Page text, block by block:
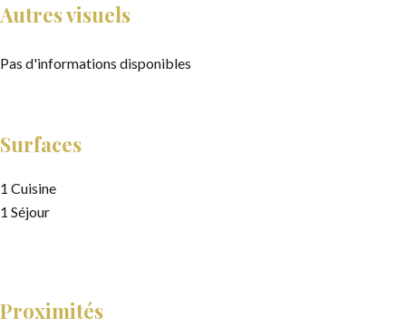
Autres visuels
Pas d'informations disponibles
Surfaces
1 Cuisine
1 Séjour
Proximités